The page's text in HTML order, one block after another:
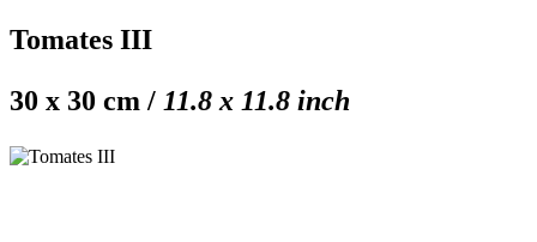
Tomates III
30 x 30 cm / 11.8 x 11.8 inch